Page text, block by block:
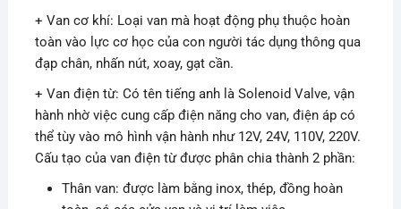
+ Van cơ khí: Loại van mà hoạt động phụ thuộc hoàn
toàn vào lực cơ học của con người tác dụng thông qua
đạp chân, nhấn nút, xoay, gạt cần.
+ Van điện từ: Có tên tiếng anh là Solenoid Valve, vận
hành nhờ việc cung cấp điện năng cho van, điện áp có
thể tùy vào mô hình vận hành như 12V, 24V, 110V, 220V.
Cấu tạo của van điện từ được phân chia thành 2 phần:
Thân van: được làm bằng inox, thép, đồng hoàn